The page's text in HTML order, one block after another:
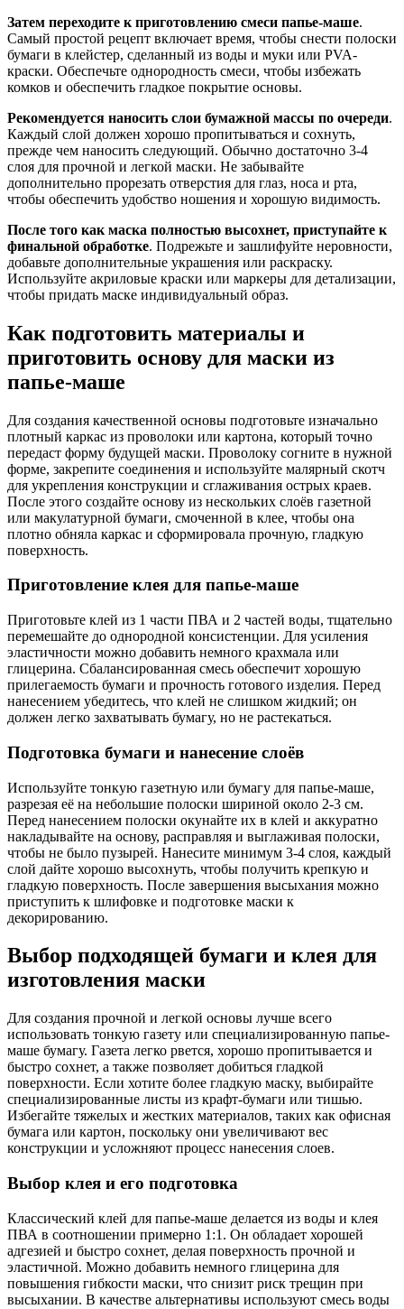
Затем переходите к приготовлению смеси папье-маше.
Самый простой рецепт включает время, чтобы снести полоски
бумаги в клейстер, сделанный из воды и муки или PVA-
краски. Обеспечьте однородность смеси, чтобы избежать
комков и обеспечить гладкое покрытие основы.
Рекомендуется наносить слои бумажной массы по очереди.
Каждый слой должен хорошо пропитываться и сохнуть,
прежде чем наносить следующий. Обычно достаточно 3-4
слоя для прочной и легкой маски. Не забывайте
дополнительно прорезать отверстия для глаз, носа и рта,
чтобы обеспечить удобство ношения и хорошую видимость.
После того как маска полностью высохнет, приступайте к
финальной обработке. Подрежьте и зашлифуйте неровности,
добавьте дополнительные украшения или раскраску.
Используйте акриловые краски или маркеры для детализации,
чтобы придать маске индивидуальный образ.
Как подготовить материалы и
приготовить основу для маски из
папье-маше
Для создания качественной основы подготовьте изначально
плотный каркас из проволоки или картона, который точно
передаст форму будущей маски. Проволоку согните в нужной
форме, закрепите соединения и используйте малярный скотч
для укрепления конструкции и сглаживания острых краев.
После этого создайте основу из нескольких слоёв газетной
или макулатурной бумаги, смоченной в клее, чтобы она
плотно обняла каркас и сформировала прочную, гладкую
поверхность.
Приготовление клея для папье-маше
Приготовьте клей из 1 части ПВА и 2 частей воды, тщательно
перемешайте до однородной консистенции. Для усиления
эластичности можно добавить немного крахмала или
глицерина. Сбалансированная смесь обеспечит хорошую
прилегаемость бумаги и прочность готового изделия. Перед
нанесением убедитесь, что клей не слишком жидкий; он
должен легко захватывать бумагу, но не растекаться.
Подготовка бумаги и нанесение слоёв
Используйте тонкую газетную или бумагу для папье-маше,
разрезая её на небольшие полоски шириной около 2-3 см.
Перед нанесением полоски окунайте их в клей и аккуратно
накладывайте на основу, расправляя и выглаживая полоски,
чтобы не было пузырей. Нанесите минимум 3-4 слоя, каждый
слой дайте хорошо высохнуть, чтобы получить крепкую и
гладкую поверхность. После завершения высыхания можно
приступить к шлифовке и подготовке маски к
декорированию.
Выбор подходящей бумаги и клея для
изготовления маски
Для создания прочной и легкой основы лучше всего
использовать тонкую газету или специализированную папье-
маше бумагу. Газета легко рвется, хорошо пропитывается и
быстро сохнет, а также позволяет добиться гладкой
поверхности. Если хотите более гладкую маску, выбирайте
специализированные листы из крафт-бумаги или тишью.
Избегайте тяжелых и жестких материалов, таких как офисная
бумага или картон, поскольку они увеличивают вес
конструкции и усложняют процесс нанесения слоев.
Выбор клея и его подготовка
Классический клей для папье-маше делается из воды и клея
ПВА в соотношении примерно 1:1. Он обладает хорошей
адгезией и быстро сохнет, делая поверхность прочной и
эластичной. Можно добавить немного глицерина для
повышения гибкости маски, что снизит риск трещин при
высыхании. В качестве альтернативы используют смесь воды